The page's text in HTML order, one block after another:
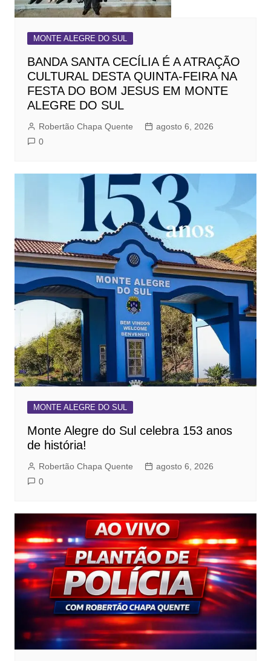
MONTE ALEGRE DO SUL
BANDA SANTA CECÍLIA É A ATRAÇÃO
CULTURAL DESTA QUINTA-FEIRA NA
FESTA DO BOM JESUS EM MONTE
ALEGRE DO SUL
Robertão Chapa Quente
agosto 6, 2026
0
MONTE ALEGRE DO SUL
Monte Alegre do Sul celebra 153 anos
de história!
Robertão Chapa Quente
agosto 6, 2026
0